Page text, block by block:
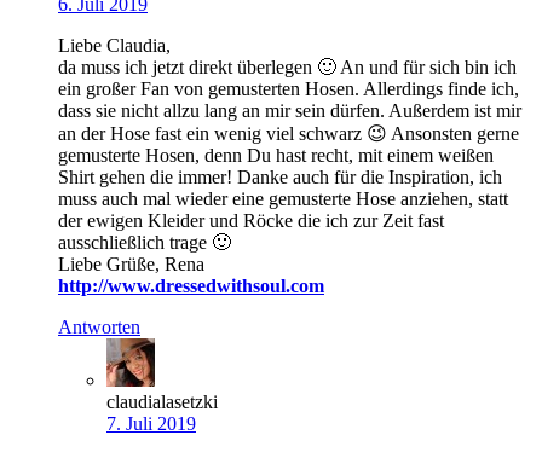
Liebe Claudia,
da muss ich jetzt direkt überlegen 🙂 An und für sich bin ich
ein großer Fan von gemusterten Hosen. Allerdings finde ich,
dass sie nicht allzu lang an mir sein dürfen. Außerdem ist mir
an der Hose fast ein wenig viel schwarz 😉 Ansonsten gerne
gemusterte Hosen, denn Du hast recht, mit einem weißen
Shirt gehen die immer! Danke auch für die Inspiration, ich
muss auch mal wieder eine gemusterte Hose anziehen, statt
der ewigen Kleider und Röcke die ich zur Zeit fast
ausschließlich trage 🙂
Liebe Grüße, Rena
http://www.dressedwithsoul.com
Antworten
claudialasetzki
7. Juli 2019